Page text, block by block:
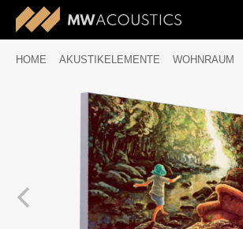
HOME AKUSTIKELEMENTE WOHNRAUM